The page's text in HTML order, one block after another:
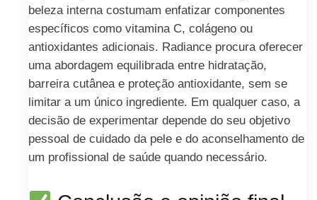
beleza interna costumam enfatizar componentes
específicos como vitamina C, colágeno ou
antioxidantes adicionais. Radiance procura oferecer
uma abordagem equilibrada entre hidratação,
barreira cutânea e proteção antioxidante, sem se
limitar a um único ingrediente. Em qualquer caso, a
decisão de experimentar depende do seu objetivo
pessoal de cuidado da pele e do aconselhamento de
um profissional de saúde quando necessário.